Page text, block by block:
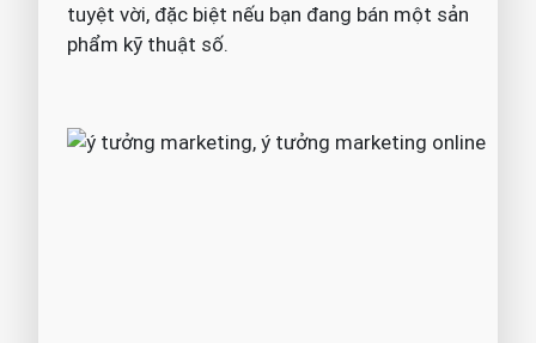
tuyệt vời, đặc biệt nếu bạn đang bán một sản
phẩm kỹ thuật số.